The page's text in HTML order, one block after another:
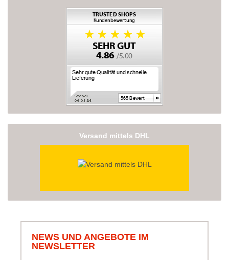
Versand mittels DHL
NEWS UND ANGEBOTE IM
NEWSLETTER